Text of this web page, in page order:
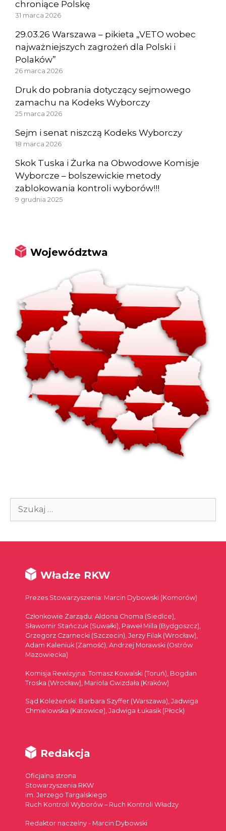
chroniące Polskę
31 marca 2026
29.03.26 Warszawa – pikieta „VETO wobec
najważniejszych zagrożeń dla Polski i
Polaków”
26 marca 2026
Druk do pobrania dotyczący sejmowego
zamachu na Kodeks Wyborczy
25 marca 2026
Sejm i senat niszczą Kodeks Wyborczy
18 marca 2026
Skok Tuska i Żurka na Obwodowe Komisje
Wyborcze – bolszewickie metody
zablokowania kontroli wyborów!!!
9 grudnia 2025
Województwa
Szukaj:
Władze RKW
Prezes Stowarzyszenia: Marcin Dybowski (Komorów)
Członkowie Zarządu: Aldona Choma (Siedlce),
Sławomir Stańczuk (Suwałki), Paweł Milla (Bydgoszcz),
Grzegorz Czarnecki (Szczecin), Jerzy Filak (Wrocław),
Adam Kaleniuk (Zamość), Andrzej Morawski (Ostrów
Mazowiecka)
Komisja Rewizyjna: Tomasz Kowalski (Toruń), Bogdan
Troska (Wrocław), Mariola Gwizdała (Kraków)
Sąd Koleżeński: Barbara Szyffer (Warszawa), Jadwiga
Chmielowska (Katowice), Jadwiga Łukasik (Płock)
Redakcja
Oficjalna strona
Stowarzyszenia RKW
im. Jerzego Targalskiego
Ruch Kontroli Wyborów – Ruch Kontroli Władzy
Redaktor naczelny - Marcin Dybowski